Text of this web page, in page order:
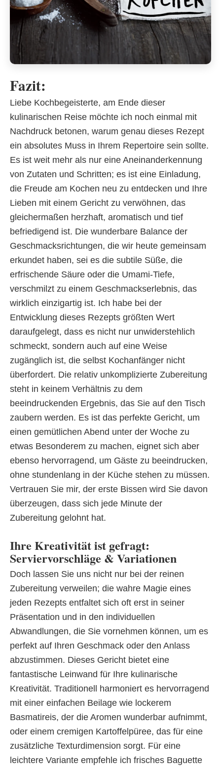
Fazit:
Liebe Kochbegeisterte, am Ende dieser
kulinarischen Reise möchte ich noch einmal mit
Nachdruck betonen, warum genau dieses Rezept
ein absolutes Muss in Ihrem Repertoire sein sollte.
Es ist weit mehr als nur eine Aneinanderkennung
von Zutaten und Schritten; es ist eine Einladung,
die Freude am Kochen neu zu entdecken und Ihre
Lieben mit einem Gericht zu verwöhnen, das
gleichermaßen herzhaft, aromatisch und tief
befriedigend ist. Die wunderbare Balance der
Geschmacksrichtungen, die wir heute gemeinsam
erkundet haben, sei es die subtile Süße, die
erfrischende Säure oder die Umami-Tiefe,
verschmilzt zu einem Geschmackserlebnis, das
wirklich einzigartig ist. Ich habe bei der
Entwicklung dieses Rezepts größten Wert
daraufgelegt, dass es nicht nur unwiderstehlich
schmeckt, sondern auch auf eine Weise
zugänglich ist, die selbst Kochanfänger nicht
überfordert. Die relativ unkomplizierte Zubereitung
steht in keinem Verhältnis zu dem
beeindruckenden Ergebnis, das Sie auf den Tisch
zaubern werden. Es ist das perfekte Gericht, um
einen gemütlichen Abend unter der Woche zu
etwas Besonderem zu machen, eignet sich aber
ebenso hervorragend, um Gäste zu beeindrucken,
ohne stundenlang in der Küche stehen zu müssen.
Vertrauen Sie mir, der erste Bissen wird Sie davon
überzeugen, dass sich jede Minute der
Zubereitung gelohnt hat.
Ihre Kreativität ist gefragt:
Serviervorschläge & Variationen
Doch lassen Sie uns nicht nur bei der reinen
Zubereitung verweilen; die wahre Magie eines
jeden Rezepts entfaltet sich oft erst in seiner
Präsentation und in den individuellen
Abwandlungen, die Sie vornehmen können, um es
perfekt auf Ihren Geschmack oder den Anlass
abzustimmen. Dieses Gericht bietet eine
fantastische Leinwand für Ihre kulinarische
Kreativität. Traditionell harmoniert es hervorragend
mit einer einfachen Beilage wie lockerem
Basmatireis, der die Aromen wunderbar aufnimmt,
oder einem cremigen Kartoffelpüree, das für eine
zusätzliche Texturdimension sorgt. Für eine
leichtere Variante empfehle ich frisches Baguette